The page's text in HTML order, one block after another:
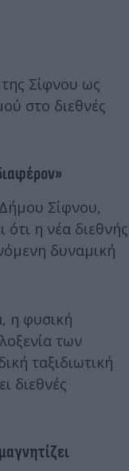
Σίφνου ως
στο διεθνές
Σίφνου,
ότι η νέα διεθνής
δυναμική
η φυσική
των
ταξιδιωτική
διεθνές